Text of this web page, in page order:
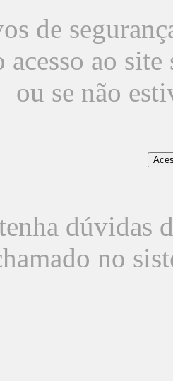
de
acesso ao
ou se não
dúvidas
no